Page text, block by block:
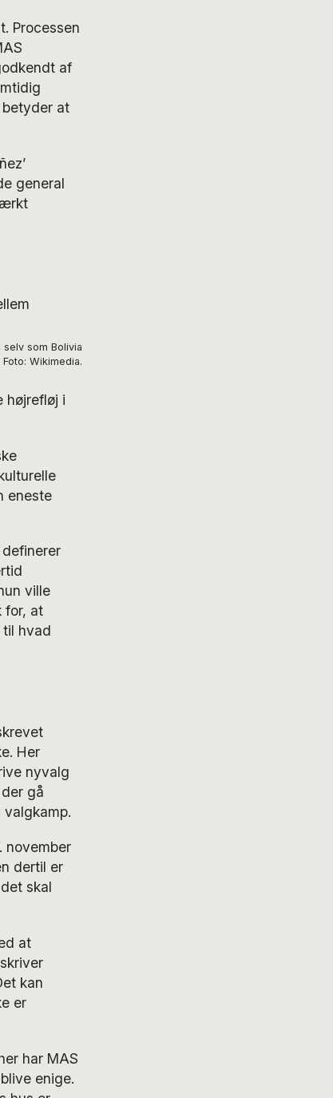
Processen
af
at
general
som Bolivia
Wikimedia.
højrefløj i
eneste
ville
for, at
hvad
Her
nyvalg
gå
november
dertil er
skal
at
kan
er
har MAS
enige.